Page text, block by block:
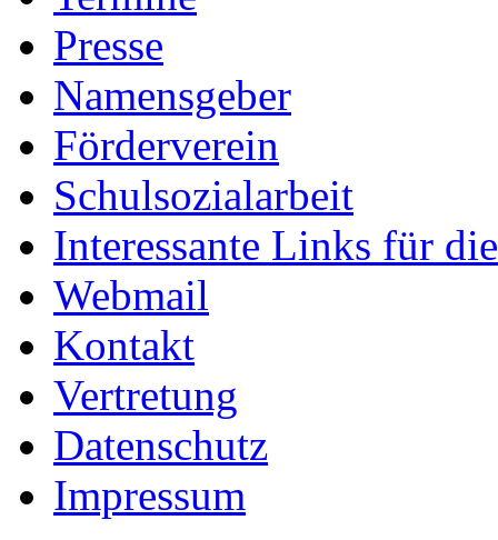
Presse
Namensgeber
Förderverein
Schulsozialarbeit
Interessante Links für
Webmail
Kontakt
Vertretung
Datenschutz
Impressum